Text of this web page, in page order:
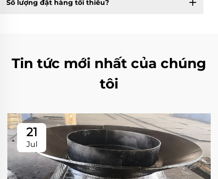
Số lượng đặt hàng tối thiểu?
Tin tức mới nhất của chúng
tôi
21
Jul